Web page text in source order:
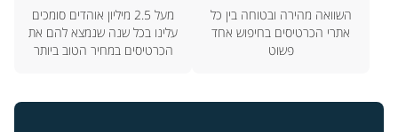
השוואה מהירה ובטוחה בין כל
אתרי הכרטיסים בחיפוש אחד
פשוט
מעל 2.5 מיליון אוהדים סומכים
עלינו בכל שנה שנמצא להם את
הכרטיסים במחיר הטוב ביותר